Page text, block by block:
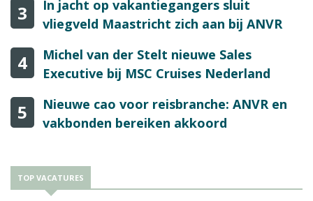
3
In jacht op vakantiegangers sluit
vliegveld Maastricht zich aan bij ANVR
4
Michel van der Stelt nieuwe Sales
Executive bij MSC Cruises Nederland
5
Nieuwe cao voor reisbranche: ANVR en
vakbonden bereiken akkoord
TOP VACATURES